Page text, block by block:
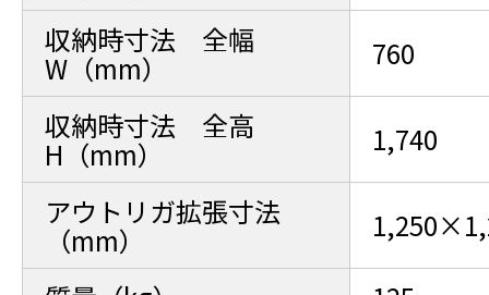
収納時寸法 全幅
W（mm）
760
収納時寸法 全高
H（mm）
1,740
アウトリガ拡張寸法
（mm）